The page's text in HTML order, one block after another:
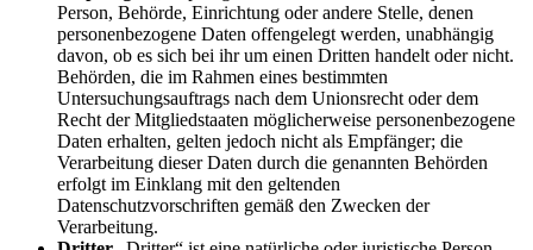
Person, Behörde, Einrichtung oder andere Stelle, denen
personenbezogene Daten offengelegt werden, unabhängig
davon, ob es sich bei ihr um einen Dritten handelt oder nicht.
Behörden, die im Rahmen eines bestimmten
Untersuchungsauftrags nach dem Unionsrecht oder dem
Recht der Mitgliedstaaten möglicherweise personenbezogene
Daten erhalten, gelten jedoch nicht als Empfänger; die
Verarbeitung dieser Daten durch die genannten Behörden
erfolgt im Einklang mit den geltenden
Datenschutzvorschriften gemäß den Zwecken der
Verarbeitung.